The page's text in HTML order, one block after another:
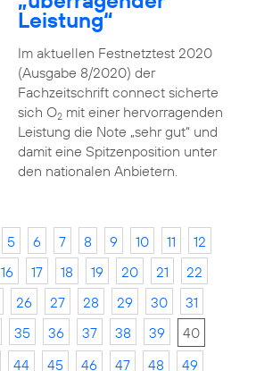
Leistung“
Im aktuellen Festnetztest 2020
(Ausgabe 8/2020) der
Fachzeitschrift connect sicherte
sich O2mit einer hervorragenden
Leistung die Note „sehr gut“ und
damit eine Spitzenposition unter
den nationalen Anbietern.
5 6 7 8 9 10 11
12
16 17 18 19 20 21
22
26 27 28 29 30
31
35 36 37 38 39
40
44 45 46 47 48 49